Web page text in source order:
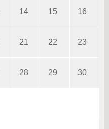
14 15 16
21 22 23
28 29 30